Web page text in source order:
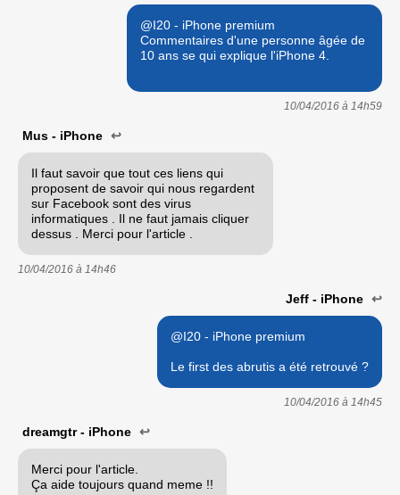
@I20 - iPhone premium
Commentaires d'une personne âgée de
10 ans se qui explique l'iPhone 4.
10/04/2016 à 14h59
Mus - iPhone ↩
Il faut savoir que tout ces liens qui
proposent de savoir qui nous regardent
sur Facebook sont des virus
informatiques . Il ne faut jamais cliquer
dessus . Merci pour l'article .
10/04/2016 à 14h46
Jeff - iPhone ↩
@I20 - iPhone premium
Le first des abrutis a été retrouvé ?
10/04/2016 à 14h45
dreamgtr - iPhone ↩
Merci pour l'article.
Ça aide toujours quand meme !!